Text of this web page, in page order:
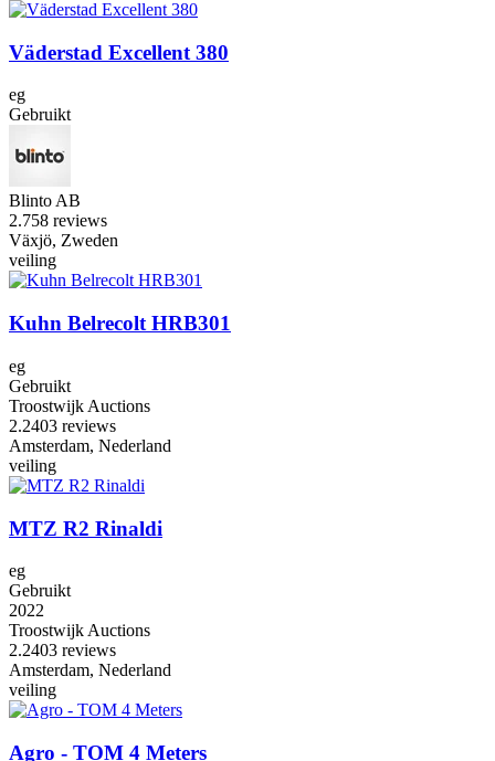
Väderstad Excellent 380
eg
Gebruikt
Blinto AB
2.758 reviews
Växjö, Zweden
veiling
Kuhn Belrecolt HRB301
eg
Gebruikt
Troostwijk Auctions
2.2403 reviews
Amsterdam, Nederland
veiling
MTZ R2 Rinaldi
eg
Gebruikt
2022
Troostwijk Auctions
2.2403 reviews
Amsterdam, Nederland
veiling
Agro - TOM 4 Meters